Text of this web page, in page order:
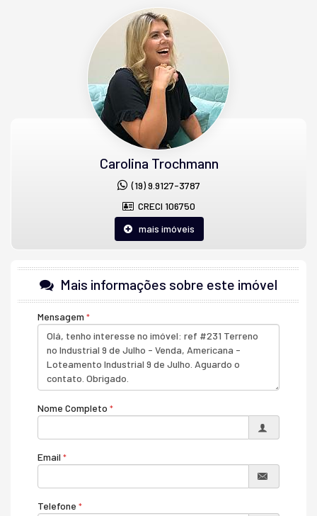
Carolina Trochmann
(19) 9.9127-3787
CRECI 106750
mais imóveis
Mais informações sobre este imóvel
Mensagem
Nome Completo
Email
Telefone